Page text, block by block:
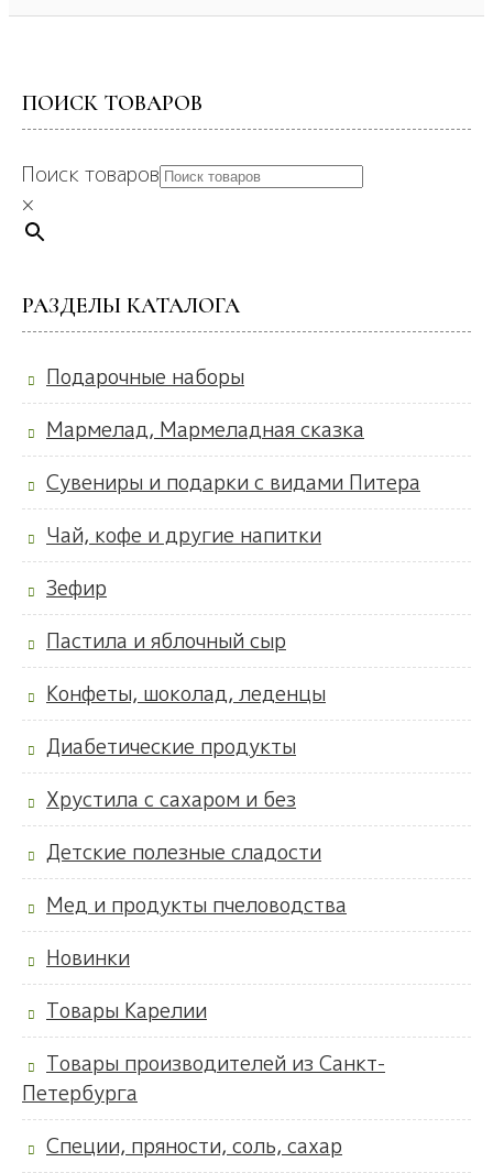
ПОИСК ТОВАРОВ
Поиск товаров
×
РАЗДЕЛЫ КАТАЛОГА
Подарочные наборы
Мармелад, Мармеладная сказка
Сувениры и подарки с видами Питера
Чай, кофе и другие напитки
Зефир
Пастила и яблочный сыр
Конфеты, шоколад, леденцы
Диабетические продукты
Хрустила с сахаром и без
Детские полезные сладости
Мед и продукты пчеловодства
Новинки
Товары Карелии
Товары производителей из Санкт-
Петербурга
Специи, пряности, соль, сахар